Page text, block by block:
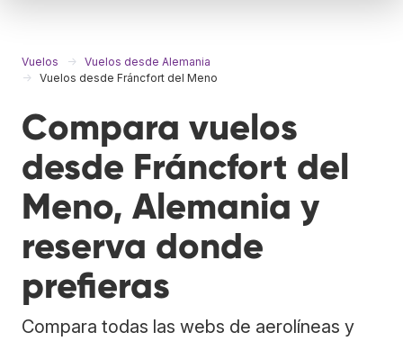
Vuelos
Vuelos desde Alemania
Vuelos desde Fráncfort del Meno
Compara vuelos
desde Fráncfort del
Meno, Alemania y
reserva donde
prefieras
Compara todas las webs de aerolíneas y